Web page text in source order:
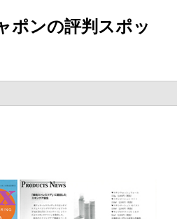
ポンの評判スポッ